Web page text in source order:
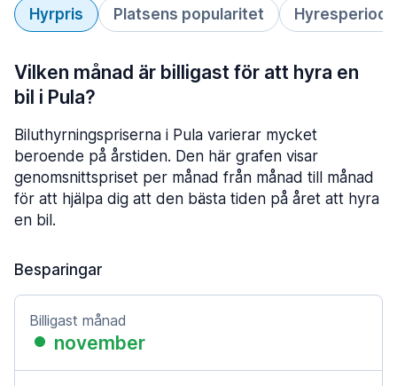
Hyrpris Platsens popularitet Hyresperiod
Vilken månad är billigast för att hyra en
bil i Pula?
Biluthyrningspriserna i Pula varierar mycket
beroende på årstiden. Den här grafen visar
genomsnittspriset per månad från månad till månad
för att hjälpa dig att den bästa tiden på året att hyra
en bil.
Besparingar
Billigast månad
november